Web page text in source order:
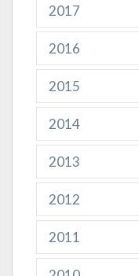
2017
2016
2015
2014
2013
2012
2011